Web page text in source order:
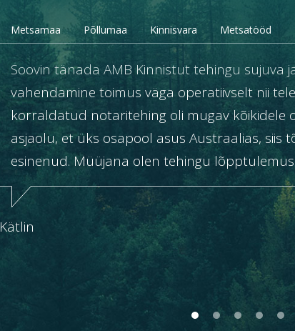
Metsamaa Põllumaa Kinnisvara Metsatööd
Soovin tänada AMB Kinnistut tehingu sujuva
vahendamine toimus väga operatiivselt nii
korraldatud notaritehing oli mugav kõikidele
asjaolu, et üks osapool asus Austraalias, siis
esinenud. Müüjana olen tehingu
Kätlin